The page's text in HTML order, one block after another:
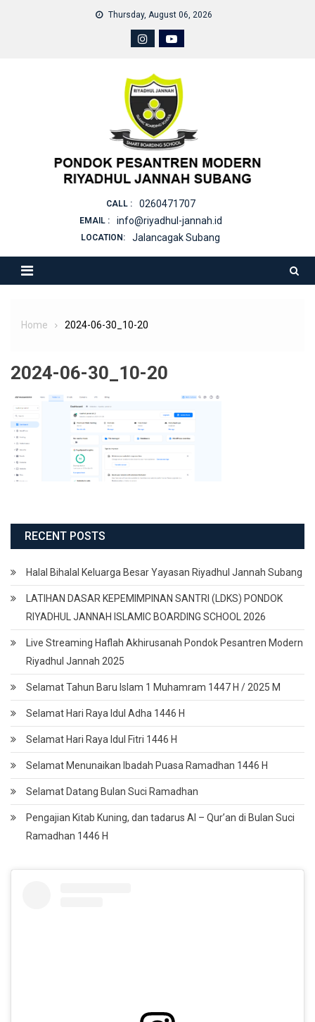
Thursday, August 06, 2026
CALL : 0260471707
EMAIL : info@riyadhul-jannah.id
LOCATION: Jalancagak Subang
Home 2024-06-30_10-20
2024-06-30_10-20
RECENT POSTS
Halal Bihalal Keluarga Besar Yayasan Riyadhul Jannah Subang
LATIHAN DASAR KEPEMIMPINAN SANTRI (LDKS) PONDOK
RIYADHUL JANNAH ISLAMIC BOARDING SCHOOL 2026
Live Streaming Haflah Akhirusanah Pondok Pesantren Modern
Riyadhul Jannah 2025
Selamat Tahun Baru Islam 1 Muhamram 1447 H / 2025 M
Selamat Hari Raya Idul Adha 1446 H
Selamat Hari Raya Idul Fitri 1446 H
Selamat Menunaikan Ibadah Puasa Ramadhan 1446 H
Selamat Datang Bulan Suci Ramadhan
Pengajian Kitab Kuning, dan tadarus Al – Qur’an di Bulan Suci
Ramadhan 1446 H